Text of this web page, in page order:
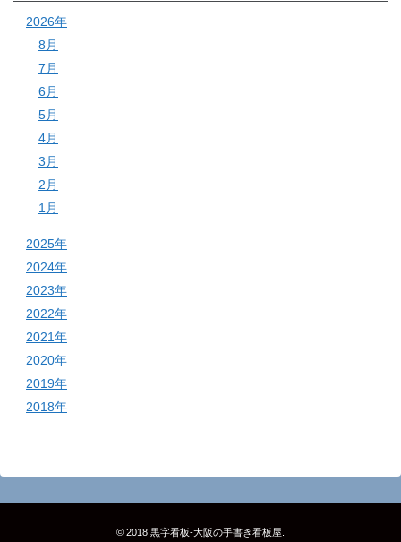
2026年
8月
7月
6月
5月
4月
3月
2月
1月
2025年
2024年
2023年
2022年
2021年
2020年
2019年
2018年
© 2018 黒字看板‐大阪の手書き看板屋